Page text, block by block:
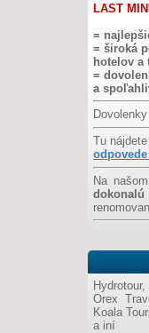
LAST
=
= široká
hotelov a
=
a
Tu nájdete
Na
Orex
Koala
a iní